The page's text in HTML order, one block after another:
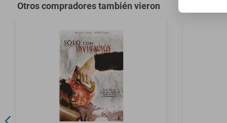
Otros compradores también vieron